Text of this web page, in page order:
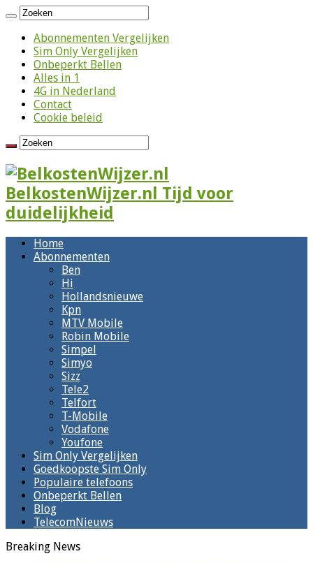
Abonnementen Vergelijken
Sim Only Vergelijken
Onbeperkt Bellen
Alles in 1
4G in Nederland
Contact
Cookie beleid
BelkostenWijzer.nl Tijd voor
duidelijkheid
Home
Abonnementen
Ben
Hi
Hollandsnieuwe
Kpn
MTV Mobile
Robin Mobile
Simpel
Simyo
Sizz
Tele2
Telfort
T-Mobile
Vodafone
Youfone
Sim Only Vergelijken
Goedkoopste Sim Only
Populaire telefoons
Onbeperkt Bellen
Blog
TelecomNieuws
Breaking News